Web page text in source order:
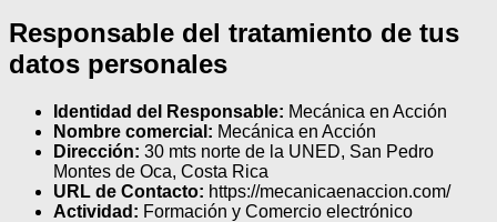
Responsable del tratamiento de tus
datos personales
Identidad del Responsable: Mecánica en Acción
Nombre comercial: Mecánica en Acción
Dirección: 30 mts norte de la UNED, San Pedro
Montes de Oca, Costa Rica
URL de Contacto: https://mecanicaenaccion.com/
Actividad: Formación y Comercio electrónico